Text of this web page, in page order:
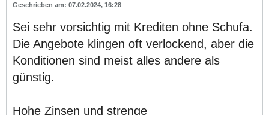
07.02.2024, 16:28
Sei sehr vorsichtig mit Krediten ohne Schufa.
Die Angebote klingen oft verlockend, aber die
Konditionen sind meist alles andere als
günstig.
Hohe Zinsen und strenge